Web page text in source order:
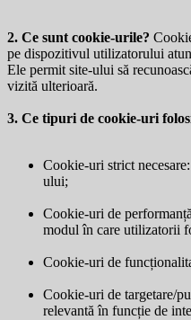
2. Ce sunt cookie-urile?
pe dispozitivul utilizatorului
Ele permit site-ului să
vizită ulterioară.
3. Ce tipuri de cookie-uri
Cookie-uri strict
ului;
Cookie-uri de
modul în care utilizatorii
Cookie-uri de
Cookie-uri de targetare/
relevantă în funcție de